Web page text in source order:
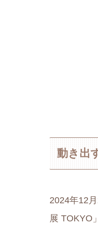
動き出
2024年12
展 TOKYO